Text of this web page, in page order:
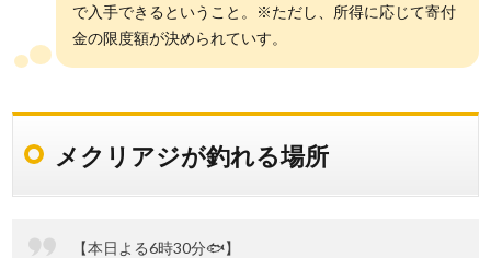
で入手できるということ。※ただし、所得に応じて寄付
金の限度額が決められていす。
メクリアジが釣れる場所
【本日よる6時30分🐟】